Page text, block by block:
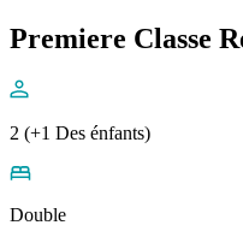
Premiere Classe
2 (+1 Des énfants)
Double